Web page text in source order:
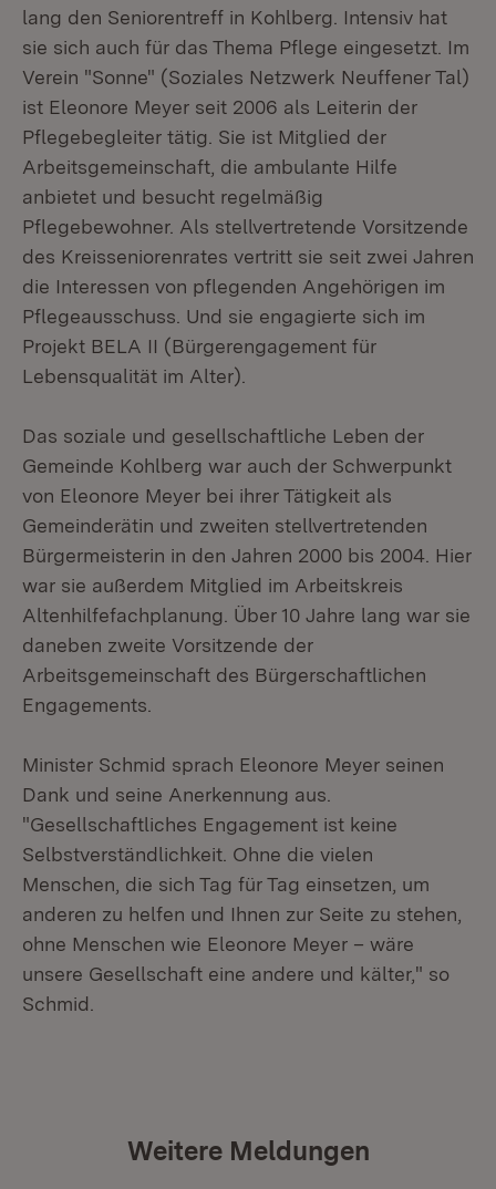
lang den Seniorentreff in Kohlberg. Intensiv hat
sie sich auch für das Thema Pflege eingesetzt. Im
Verein "Sonne" (Soziales Netzwerk Neuffener Tal)
ist Eleonore Meyer seit 2006 als Leiterin der
Pflegebegleiter tätig. Sie ist Mitglied der
Arbeitsgemeinschaft, die ambulante Hilfe
anbietet und besucht regelmäßig
Pflegebewohner. Als stellvertretende Vorsitzende
des Kreisseniorenrates vertritt sie seit zwei Jahren
die Interessen von pflegenden Angehörigen im
Pflegeausschuss. Und sie engagierte sich im
Projekt BELA II (Bürgerengagement für
Lebensqualität im Alter).
Das soziale und gesellschaftliche Leben der
Gemeinde Kohlberg war auch der Schwerpunkt
von Eleonore Meyer bei ihrer Tätigkeit als
Gemeinderätin und zweiten stellvertretenden
Bürgermeisterin in den Jahren 2000 bis 2004. Hier
war sie außerdem Mitglied im Arbeitskreis
Altenhilfefachplanung. Über 10 Jahre lang war sie
daneben zweite Vorsitzende der
Arbeitsgemeinschaft des Bürgerschaftlichen
Engagements.
Minister Schmid sprach Eleonore Meyer seinen
Dank und seine Anerkennung aus.
"Gesellschaftliches Engagement ist keine
Selbstverständlichkeit. Ohne die vielen
Menschen, die sich Tag für Tag einsetzen, um
anderen zu helfen und Ihnen zur Seite zu stehen,
ohne Menschen wie Eleonore Meyer – wäre
unsere Gesellschaft eine andere und kälter," so
Schmid.
Weitere Meldungen